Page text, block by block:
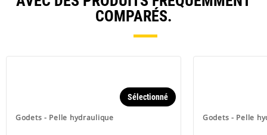
COMPARÉS.
Godets - Pelle hydraulique
Sélectionné
Godets - Pelle